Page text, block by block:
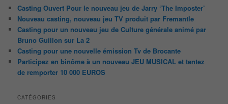
Casting Ouvert Pour le nouveau jeu de Jarry ‘The Imposter’
Nouveau casting, nouveau jeu TV produit par Fremantle
Casting pour un nouveau jeu de Culture générale animé par
Bruno Guillon sur La 2
Casting pour une nouvelle émission Tv de Brocante
Participez en binôme à un nouveau JEU MUSICAL et tentez
de remporter 10 000 EUROS
CATÉGORIES